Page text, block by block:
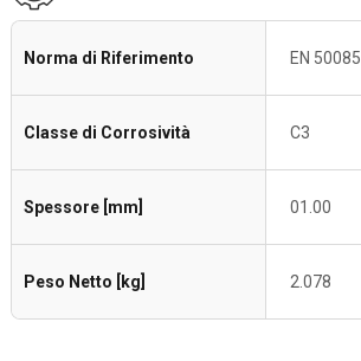
Norma di Riferimento EN 50085
Classe di Corrosività C3
Spessore [mm] 01.00
Peso Netto [kg] 2.078